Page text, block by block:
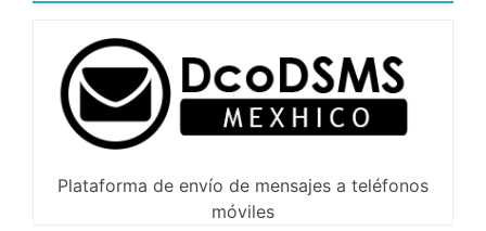
Plataforma de envío de mensajes a teléfonos
móviles